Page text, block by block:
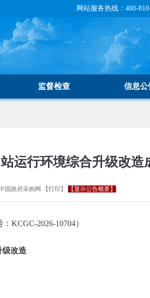
网站服务热线：400-
监督检查 信息公
运行环境综合升级改造
国政府采购网 【打印 】 【显示公告概要】
：KCGC-2026-10704）
级改造